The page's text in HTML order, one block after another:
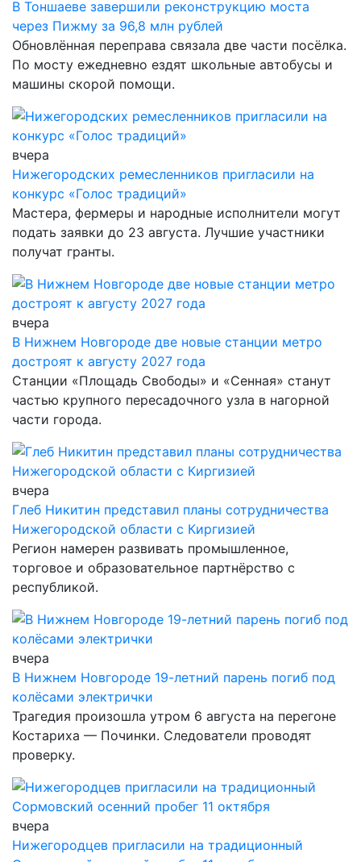
В Тоншаеве завершили реконструкцию моста
через Пижму за 96,8 млн рублей
Обновлённая переправа связала две части посёлка.
По мосту ежедневно ездят школьные автобусы и
машины скорой помощи.
вчера
Нижегородских ремесленников пригласили на
конкурс «Голос традиций»
Мастера, фермеры и народные исполнители могут
подать заявки до 23 августа. Лучшие участники
получат гранты.
вчера
В Нижнем Новгороде две новые станции метро
достроят к августу 2027 года
Станции «Площадь Свободы» и «Сенная» станут
частью крупного пересадочного узла в нагорной
части города.
вчера
Глеб Никитин представил планы сотрудничества
Нижегородской области с Киргизией
Регион намерен развивать промышленное,
торговое и образовательное партнёрство с
республикой.
вчера
В Нижнем Новгороде 19-летний парень погиб под
колёсами электрички
Трагедия произошла утром 6 августа на перегоне
Костариха — Починки. Следователи проводят
проверку.
вчера
Нижегородцев пригласили на традиционный